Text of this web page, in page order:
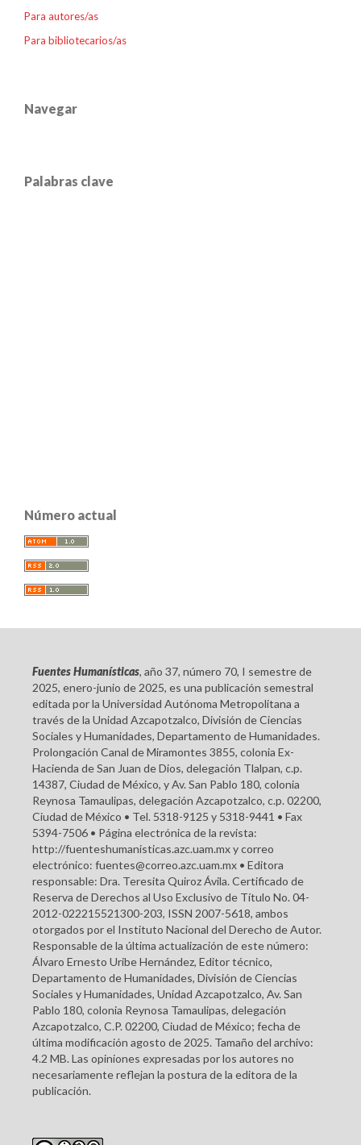
Para autores/as
Para bibliotecarios/as
Navegar
Palabras clave
Número actual
Fuentes Humanísticas, año 37, número 70, I semestre de
2025, enero-junio de 2025, es una publicación semestral
editada por la Universidad Autónoma Metropolitana a
través de la Unidad Azcapotzalco, División de Ciencias
Sociales y Humanidades, Departamento de Humanidades.
Prolongación Canal de Miramontes 3855, colonia Ex-
Hacienda de San Juan de Dios, delegación Tlalpan, c.p.
14387, Ciudad de México, y Av. San Pablo 180, colonia
Reynosa Tamaulipas, delegación Azcapotzalco, c.p. 02200,
Ciudad de México • Tel. 5318-9125 y 5318-9441 • Fax
5394-7506 • Página electrónica de la revista:
http://fuenteshumanisticas.azc.uam.mx y correo
electrónico: fuentes@correo.azc.uam.mx • Editora
responsable: Dra. Teresita Quiroz Ávila. Certificado de
Reserva de Derechos al Uso Exclusivo de Título No. 04-
2012-022215521300-203, ISSN 2007-5618, ambos
otorgados por el Instituto Nacional del Derecho de Autor.
Responsable de la última actualización de este número:
Álvaro Ernesto Uribe Hernández, Editor técnico,
Departamento de Humanidades, División de Ciencias
Sociales y Humanidades, Unidad Azcapotzalco, Av. San
Pablo 180, colonia Reynosa Tamaulipas, delegación
Azcapotzalco, C.P. 02200, Ciudad de México; fecha de
última modificación agosto de 2025. Tamaño del archivo:
4.2 MB. Las opiniones expresadas por los autores no
necesariamente reflejan la postura de la editora de la
publicación.